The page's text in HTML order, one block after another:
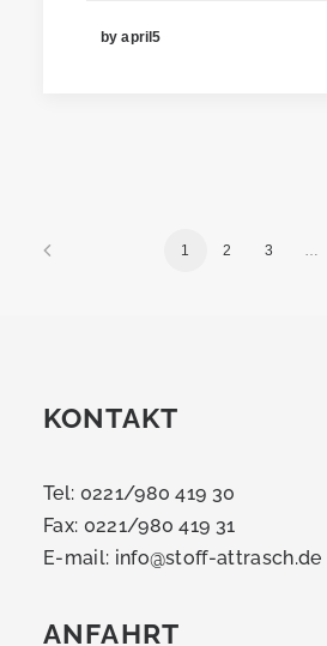
by april5
1 2 3
KONTAKT
Tel: 0221/980 419 30
Fax: 0221/980 419 31
E-mail: info@stoff-attrasch.de
ANFAHRT